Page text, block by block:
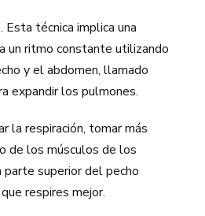
. Esta técnica implica una
un ritmo constante utilizando
y el abdomen, llamado
expandir los pulmones.
la respiración, tomar más
de los músculos de los
superior del pecho
respires mejor.